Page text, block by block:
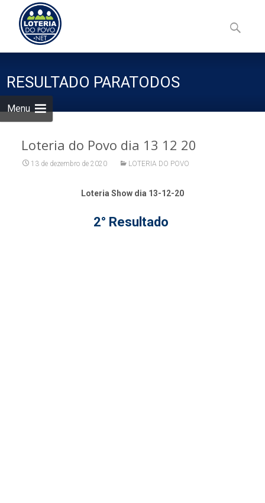
Menu
to
content
por:
RESULTADO PARATODOS
Loteria do Povo dia 13 12 20
13 de dezembro de 2020 LOTERIA DO POVO
Loteria Show dia 13-12-20
2° Resultado